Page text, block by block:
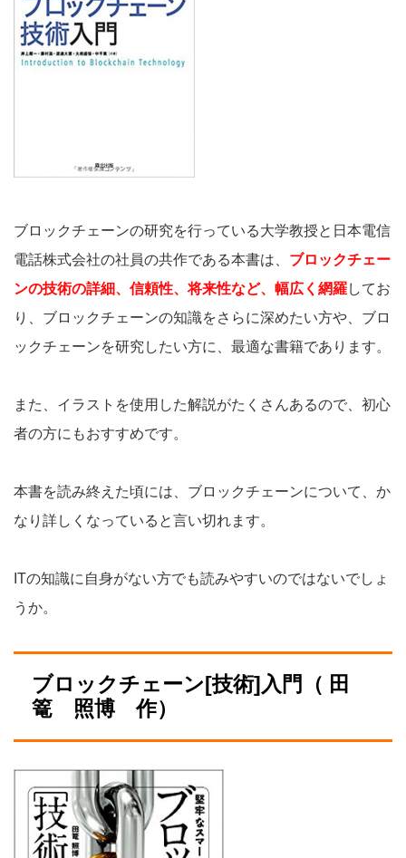
ブロックチェーンの研究を行っている大学教授と日本電信
電話株式会社の社員の共作である本書は、 ブロックチェー
ンの技術の詳細、信頼性、将来性など、幅広く網羅してお
り、ブロックチェーンの知識をさらに深めたい方や、ブロ
ックチェーンを研究したい方に、最適な書籍であります。
また、イラストを使用した解説がたくさんあるので、初心
者の方にもおすすめです。
本書を読み終えた頃には、ブロックチェーンについて、か
なり詳しくなっていると言い切れます。
ITの知識に自身がない方でも読みやすいのではないでしょ
うか。
ブロックチェーン[技術]入門（ 田
篭 照博 作）